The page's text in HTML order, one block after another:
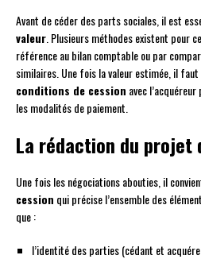
Avant de céder des parts sociales, il est
valeur . Plusieurs méthodes existent pour
référence au bilan comptable ou par
similaires. Une fois la valeur estimée, il
conditions de cession avec
les modalités de paiement.
La rédaction du projet
Une fois les négociations abouties, il
cession qui précise l’ensemble des
que :
l’identité des parties (cédant et